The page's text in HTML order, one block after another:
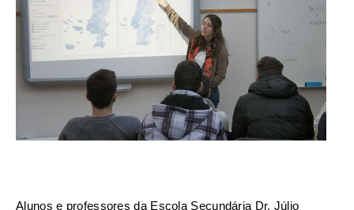
Alunos e professores da Escola Secundária Dr. Júlio